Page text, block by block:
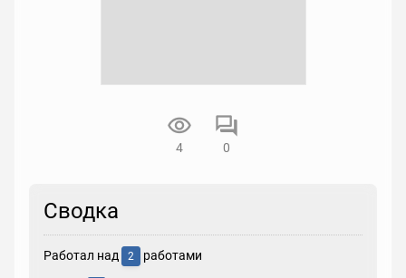
4 0
Сводка
Работал над 2 работами